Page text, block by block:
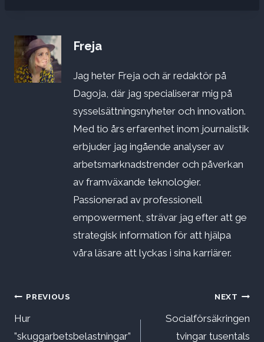
Freja
Jag heter Freja och är redaktör på
Dagoja, där jag specialiserar mig på
sysselsättningsnyheter och innovation.
Med tio års erfarenhet inom journalistik
erbjuder jag ingående analyser av
arbetsmarknadstrender och påverkan
av framväxande teknologier.
Passionerad av professionell
empowerment, strävar jag efter att ge
strategisk information för att hjälpa
våra läsare att lyckas i sina karriärer.
Inläggsnavigering
PREVIOUS
Hur
”skuggarbetsbelastningar”
NEXT
Socialförsäkringen
tvingar tusentals